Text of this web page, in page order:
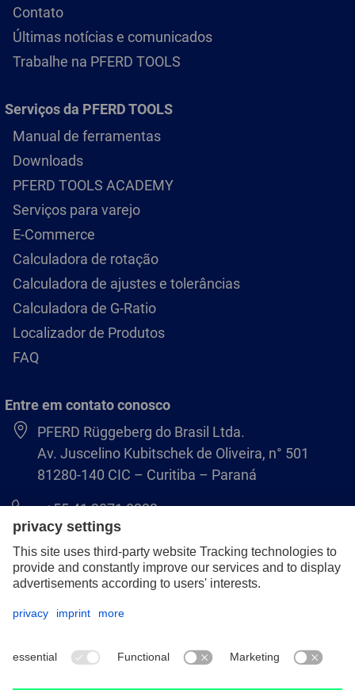
Contato
Últimas notícias e comunicados
Trabalhe na PFERD TOOLS
Serviços da PFERD TOOLS
Manual de ferramentas
Downloads
PFERD TOOLS ACADEMY
Serviços para varejo
E-Commerce
Calculadora de rotação
Calculadora de ajustes e tolerâncias
Calculadora de G-Ratio
Localizador de Produtos
FAQ
Entre em contato conosco
PFERD Rüggeberg do Brasil Ltda.
Av. Juscelino Kubitschek de Oliveira, n° 501
81280-140 CIC – Curitiba – Paraná
+55 41 3071 8222
pferd.br@pferd.com
Aviso legal
Termos e Condições